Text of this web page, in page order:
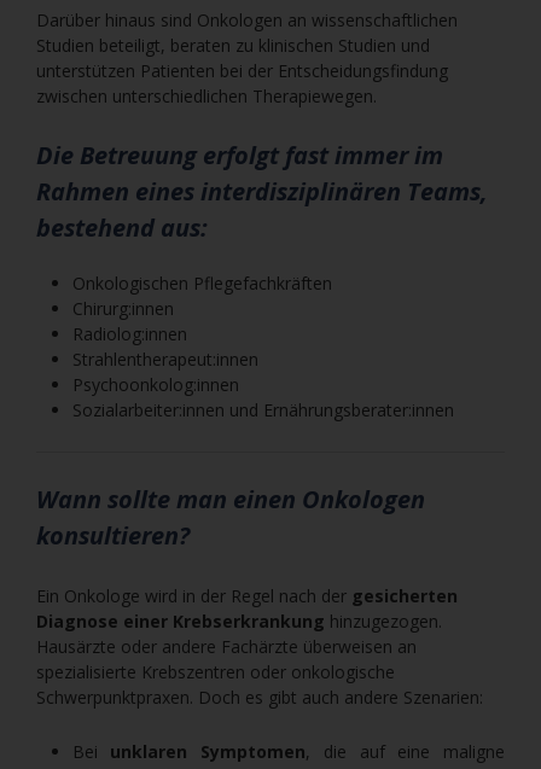
Darüber hinaus sind Onkologen an wissenschaftlichen
Studien beteiligt, beraten zu klinischen Studien und
unterstützen Patienten bei der Entscheidungsfindung
zwischen unterschiedlichen Therapiewegen.
Die Betreuung erfolgt fast immer im
Rahmen eines interdisziplinären Teams,
bestehend aus:
Onkologischen Pflegefachkräften
Chirurg:innen
Radiolog:innen
Strahlentherapeut:innen
Psychoonkolog:innen
Sozialarbeiter:innen und Ernährungsberater:innen
Wann sollte man einen Onkologen
konsultieren?
Ein Onkologe wird in der Regel nach der gesicherten
Diagnose einer Krebserkrankung hinzugezogen.
Hausärzte oder andere Fachärzte überweisen an
spezialisierte Krebszentren oder onkologische
Schwerpunktpraxen. Doch es gibt auch andere Szenarien:
Bei unklaren Symptomen, die auf eine maligne